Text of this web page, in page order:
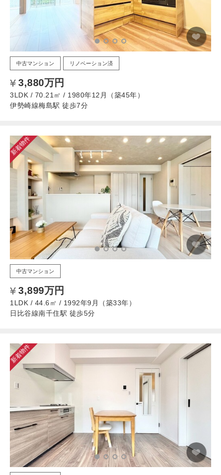
中古マンション リノベーション済
3,880万円
3LDK / 70.21㎡ / 1980年12月（築45年）
伊勢崎線梅島駅 徒歩7分
新着物件
中古マンション
3,899万円
1LDK / 44.6㎡ / 1992年9月（築33年）
日比谷線南千住駅 徒歩5分
新着物件